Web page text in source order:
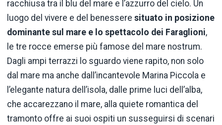
racchiusa tra il blu del mare e l’azzurro del cielo. Un
luogo del vivere e del benessere situato in posizione
dominante sul mare e lo spettacolo dei Faraglioni,
le tre rocce emerse più famose del mare nostrum.
Dagli ampi terrazzi lo sguardo viene rapito, non solo
dal mare ma anche dall’incantevole Marina Piccola e
l’elegante natura dell’isola, dalle prime luci dell’alba,
che accarezzano il mare, alla quiete romantica del
tramonto offre ai suoi ospiti un susseguirsi di scenari